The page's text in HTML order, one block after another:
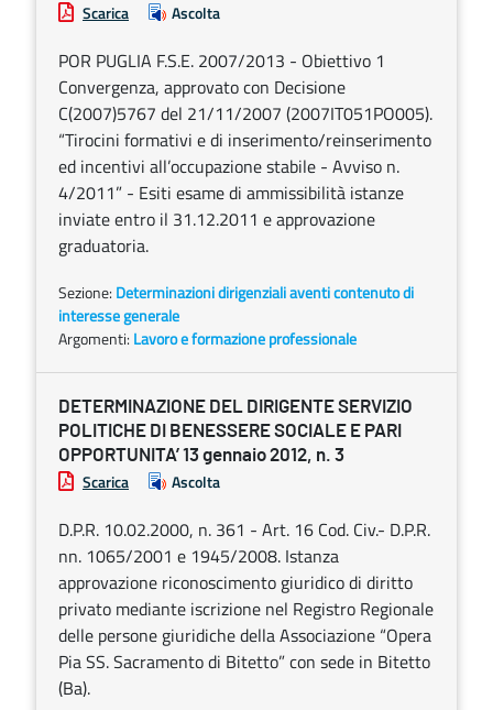
Scarica Ascolta
POR PUGLIA F.S.E. 2007/2013 - Obiettivo 1
Convergenza, approvato con Decisione
C(2007)5767 del 21/11/2007 (2007IT051PO005).
“Tirocini formativi e di inserimento/reinserimento
ed incentivi all’occupazione stabile - Avviso n.
4/2011” - Esiti esame di ammissibilità istanze
inviate entro il 31.12.2011 e approvazione
graduatoria.
Sezione: Determinazioni dirigenziali aventi contenuto di
interesse generale
Argomenti: Lavoro e formazione professionale
DETERMINAZIONE DEL DIRIGENTE SERVIZIO
POLITICHE DI BENESSERE SOCIALE E PARI
OPPORTUNITA’ 13 gennaio 2012, n. 3
Scarica Ascolta
D.P.R. 10.02.2000, n. 361 - Art. 16 Cod. Civ.- D.P.R.
nn. 1065/2001 e 1945/2008. Istanza
approvazione riconoscimento giuridico di diritto
privato mediante iscrizione nel Registro Regionale
delle persone giuridiche della Associazione “Opera
Pia SS. Sacramento di Bitetto” con sede in Bitetto
(Ba).